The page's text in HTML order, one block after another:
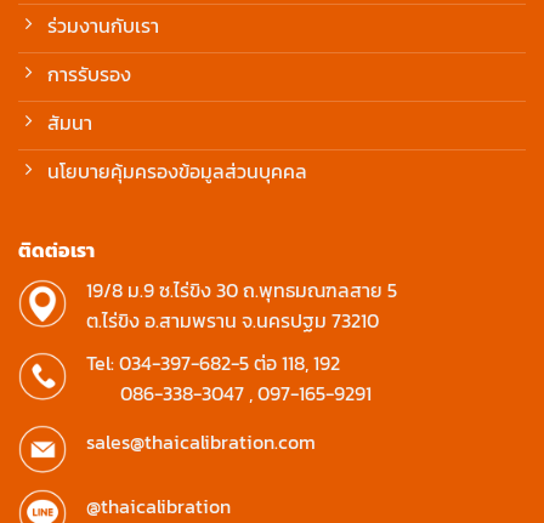
ร่วมงานกับเรา
การรับรอง
สัมนา
นโยบายคุ้มครองข้อมูลส่วนบุคคล
ติดต่อเรา
19/8 ม.9 ซ.ไร่ขิง 30 ถ.พุทธมณฑลสาย 5
ต.ไร่ขิง อ.สามพราน จ.นครปฐม 73210
Tel:034-397-682-5ต่อ 118, 192
086-338-3047 ,097-165-9291
sales@thaicalibration.com
@thaicalibration